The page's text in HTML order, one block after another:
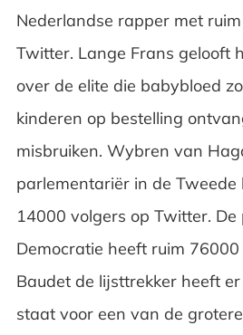
Nederlandse rapper met
Twitter. Lange Frans gelooft
over de elite die babybloed
kinderen op bestelling
misbruiken. Wybren van
parlementariër in de Tweede
14000 volgers op Twitter.
Democratie heeft ruim
Baudet de lijsttrekker heeft
staat voor een van de